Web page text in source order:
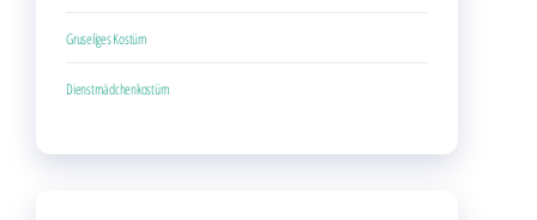
Gruseliges Kostüm
Dienstmädchenkostüm